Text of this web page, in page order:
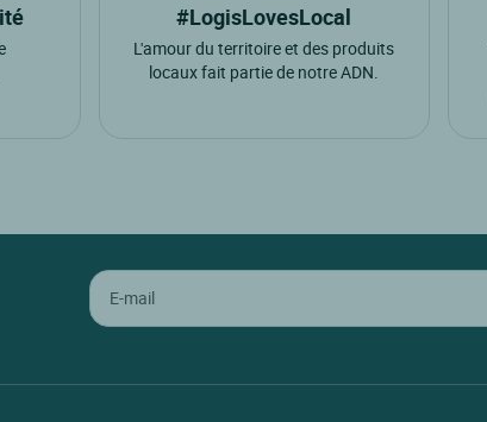
#LogisLovesLocal
L'amour du territoire et des produits
locaux fait partie de notre ADN.